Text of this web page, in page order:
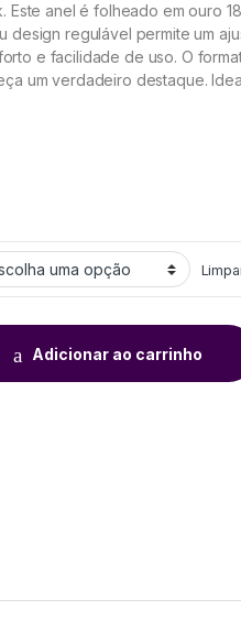
Este anel é folheado em ouro
design regulável permite um
e facilidade de uso. O
um verdadeiro destaque.
Adicionar ao carrinho